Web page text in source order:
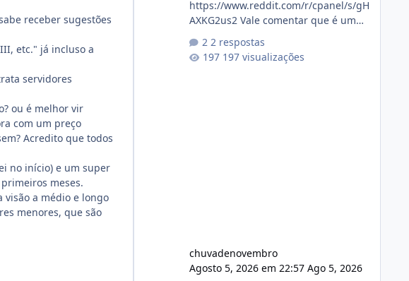
receber sugestões
etc." já incluso a
servidores
ou é melhor vir
com um preço
Acredito que todos
no início) e um super
meses.
visão a médio e longo
menores, que são
https://www.reddit.com/r/cpanel/s/gH
AXKG2us2 Vale comentar que é um
pegada no da.
2 respostas
197 visualizações
chuvadenovembro
Agosto 5, 2026 em 22:57 Ago 5, 2026